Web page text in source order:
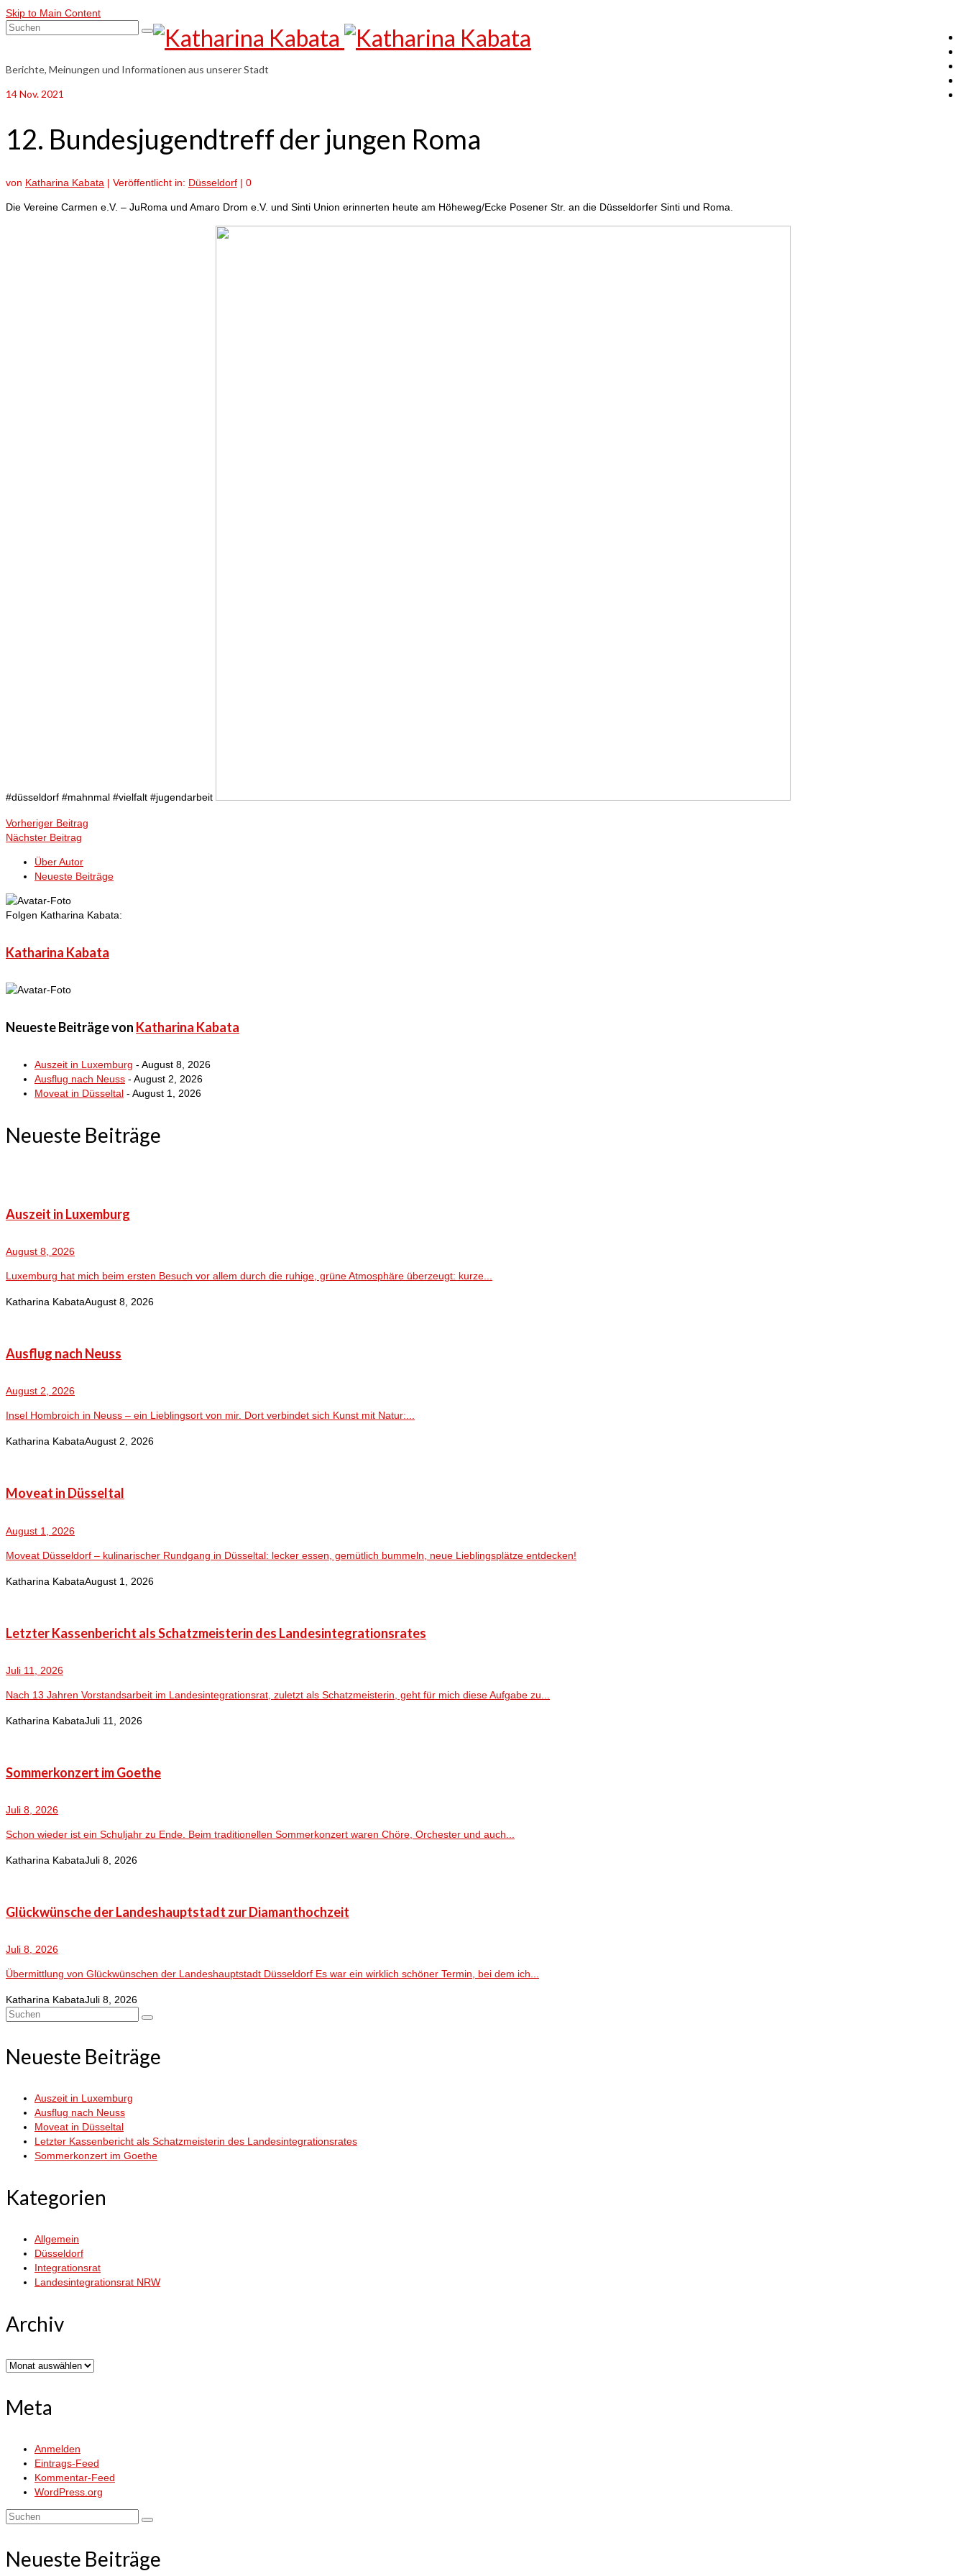
Skip to Main Content
Suchen
Berichte, Meinungen und Informationen aus unserer Stadt
14Nov. 2021
12. Bundesjugendtreff der jungen Roma
von Katharina Kabata | Veröffentlicht in: Düsseldorf | 0
Die Vereine Carmen e.V. – JuRoma und Amaro Drom e.V. und Sinti Union erinnerten heute am Höheweg/Ecke Posener Str. an die Düsseldorfer Sinti und Roma.
#düsseldorf #mahnmal #vielfalt #jugendarbeit
Vorheriger Beitrag
Nächster Beitrag
Über Autor
Neueste Beiträge
Folgen Katharina Kabata:
Katharina Kabata
Neueste Beiträge von Katharina Kabata
Auszeit in Luxemburg - August 8, 2026
Ausflug nach Neuss - August 2, 2026
Moveat in Düsseltal - August 1, 2026
Neueste Beiträge
Auszeit in Luxemburg
August 8, 2026
Luxemburg hat mich beim ersten Besuch vor allem durch die ruhige, grüne Atmosphäre überzeugt: kurze...
Katharina KabataAugust 8, 2026
Ausflug nach Neuss
August 2, 2026
Insel Hombroich in Neuss – ein Lieblingsort von mir. Dort verbindet sich Kunst mit Natur:...
Katharina KabataAugust 2, 2026
Moveat in Düsseltal
August 1, 2026
Moveat Düsseldorf – kulinarischer Rundgang in Düsseltal: lecker essen, gemütlich bummeln, neue Lieblingsplätze entdecken!
Katharina KabataAugust 1, 2026
Letzter Kassenbericht als Schatzmeisterin des Landesintegrationsrates
Juli 11, 2026
Nach 13 Jahren Vorstandsarbeit im Landesintegrationsrat, zuletzt als Schatzmeisterin, geht für mich diese Aufgabe zu...
Katharina KabataJuli 11, 2026
Sommerkonzert im Goethe
Juli 8, 2026
Schon wieder ist ein Schuljahr zu Ende. Beim traditionellen Sommerkonzert waren Chöre, Orchester und auch...
Katharina KabataJuli 8, 2026
Glückwünsche der Landeshauptstadt zur Diamanthochzeit
Juli 8, 2026
Übermittlung von Glückwünschen der Landeshauptstadt Düsseldorf Es war ein wirklich schöner Termin, bei dem ich...
Katharina KabataJuli 8, 2026
Suchen
Neueste Beiträge
Auszeit in Luxemburg
Ausflug nach Neuss
Moveat in Düsseltal
Letzter Kassenbericht als Schatzmeisterin des Landesintegrationsrates
Sommerkonzert im Goethe
Kategorien
Allgemein
Düsseldorf
Integrationsrat
Landesintegrationsrat NRW
Archiv
Archiv
Meta
Anmelden
Eintrags-Feed
Kommentar-Feed
WordPress.org
Suchen
Neueste Beiträge